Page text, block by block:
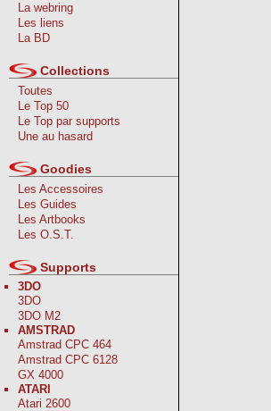
La webring
Les liens
La BD
Collections
Toutes
Le Top 50
Le Top par supports
Une au hasard
Goodies
Les Accessoires
Les Guides
Les Artbooks
Les O.S.T.
Supports
3DO
3DO
3DO M2
AMSTRAD
Amstrad CPC 464
Amstrad CPC 6128
GX 4000
ATARI
Atari 2600